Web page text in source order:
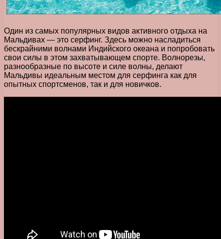
Один из самых популярных видов активного отдыха на
Мальдивах — это серфинг. Здесь можно насладиться
бескрайними волнами Индийского океана и попробовать
свои силы в этом захватывающем спорте. Волнорезы,
разнообразные по высоте и силе волны, делают
Мальдивы идеальным местом для серфинга как для
опытных спортсменов, так и для новичков.